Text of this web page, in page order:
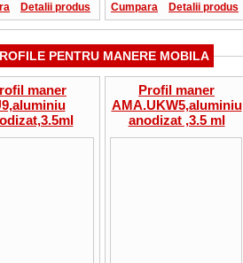
Detalii produs Cumpara Detalii produs
PENTRU MANERE MOBILA
maner
Profil maner
AMA.UKW5,aluminiu
anodizat ,3.5 ml